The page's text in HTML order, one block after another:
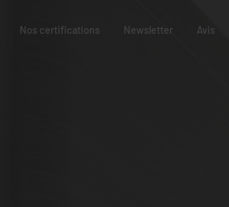
Nos certifications Newsletter Avis